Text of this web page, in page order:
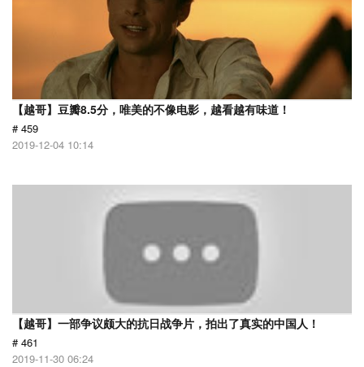
【越哥】豆瓣8.5分，唯美的不像电影，越看越有味道！
# 459
2019-12-04 10:14
【越哥】一部争议颇大的抗日战争片，拍出了真实的中国人！
# 461
2019-11-30 06:24